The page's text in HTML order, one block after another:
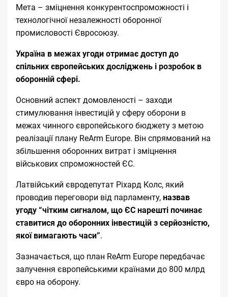
Мета – зміцнення конкурентоспроможності і
технологічної незалежності оборонної
промисловості Євросоюзу.
Україна в межах угоди отримає доступ до
спільних європейських досліджень і розробок в
оборонній сфері.
Основний аспект домовленості – заходи
стимулювання інвестицій у сферу оборони в
межах чинного європейського бюджету з метою
реалізації плану ReArm Europe. Він спрямований на
збільшення оборонних витрат і зміцнення
військових спроможностей ЄС.
Латвійський євродепутат Ріхард Колс, який
проводив переговори від парламенту, назвав
угоду “чітким сигналом, що ЄС нарешті починає
ставитися до оборонних інвестицій з серйозністю,
якої вимагають часи”.
Зазначається, що план ReArm Europe передбачає
залучення європейськими країнами до 800 млрд
євро на оборону.